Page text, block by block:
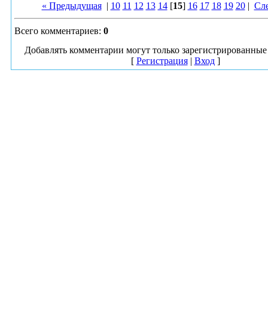
« Предыдущая| 10 11 12 13 14[15] 16 17 18 19 20|
Всего комментариев: 0
Добавлять комментарии могут только
[ Регистрация| Вход]